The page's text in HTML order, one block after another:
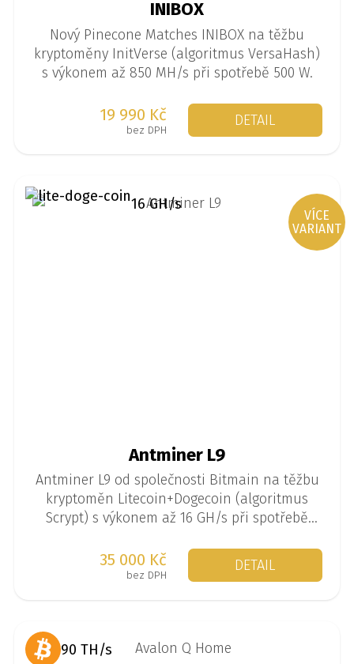
INIBOX
Nový Pinecone Matches INIBOX na těžbu
kryptoměny InitVerse (algoritmus VersaHash)
s výkonem až 850 MH/s při spotřebě 500 W.
19 990 Kč
bez DPH
DETAIL
Antminer L9
Antminer L9 od společnosti Bitmain na těžbu
kryptoměn Litecoin+Dogecoin (algoritmus
Scrypt) s výkonem až 16 GH/s při spotřebě
35 000 Kč
bez DPH
DETAIL
VÍCE
VARIANT
16 GH/s
90 TH/s